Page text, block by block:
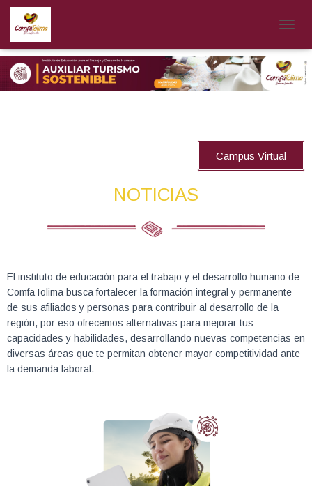
Campus Virtual
NOTICIAS
El instituto de educación para el trabajo y el desarrollo humano de
ComfaTolima busca fortalecer la formación integral y permanente
de sus afiliados y personas para contribuir al desarrollo de la
región, por eso ofrecemos alternativas para mejorar tus
capacidades y habilidades, desarrollando nuevas competencias en
diversas áreas que te permitan obtener mayor competitividad ante
la demanda laboral.